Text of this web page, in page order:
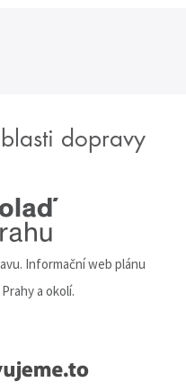
dopravy
Informační web plánu
a okolí.